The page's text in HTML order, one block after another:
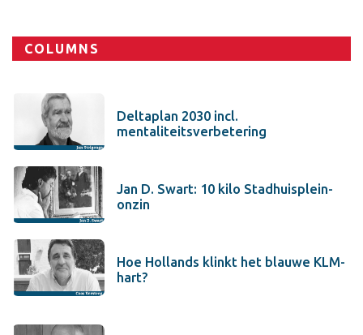
COLUMNS
Deltaplan 2030 incl.
mentaliteitsverbetering
Jan D. Swart: 10 kilo Stadhuisplein-
onzin
Hoe Hollands klinkt het blauwe KLM-
hart?